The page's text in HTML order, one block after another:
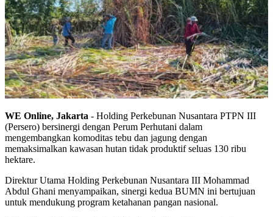
WE Online, Jakarta - Holding Perkebunan Nusantara PTPN III
(Persero) bersinergi dengan Perum Perhutani dalam
mengembangkan komoditas tebu dan jagung dengan
memaksimalkan kawasan hutan tidak produktif seluas 130 ribu
hektare.
Direktur Utama Holding Perkebunan Nusantara III Mohammad
Abdul Ghani menyampaikan, sinergi kedua BUMN ini bertujuan
untuk mendukung program ketahanan pangan nasional.